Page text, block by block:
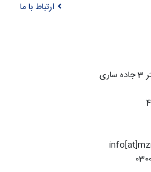
ارتباط با ما
آدرس : مازندران - کیلومتر 3 جاده ساری